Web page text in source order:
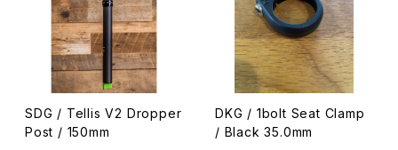
SDG / Tellis V2 Dropper
Post / 150mm
DKG / 1bolt Seat Clamp
/ Black 35.0mm